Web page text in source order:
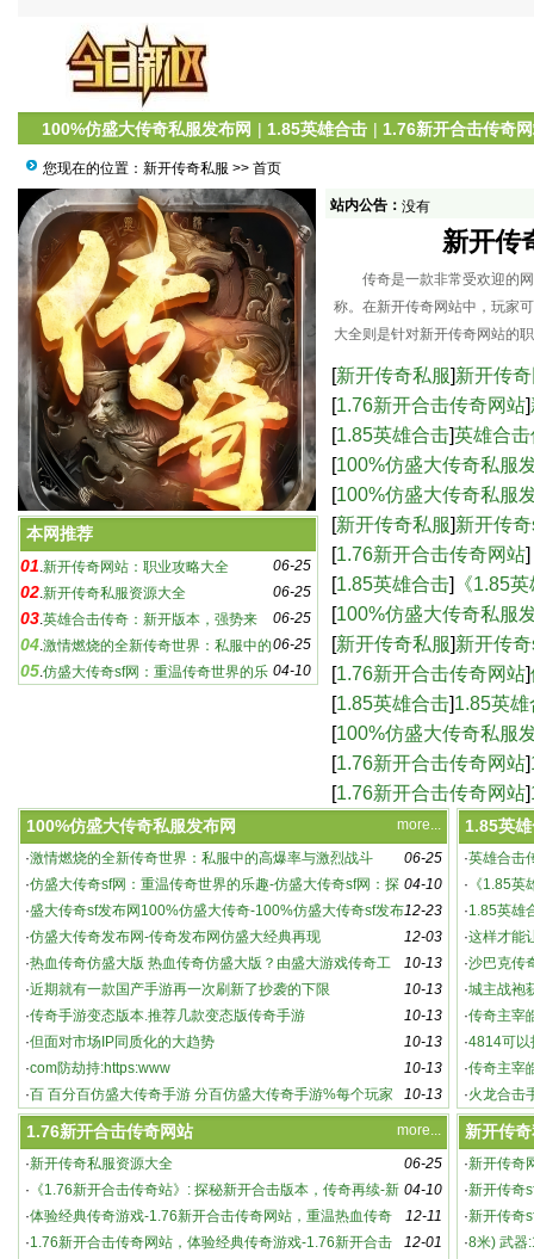
100%仿盛大传奇私服发布网 | 1.85英雄合击 | 1.76新开合击传奇
您现在的位置： 新开传奇私服 >> 首页
新开传奇网站：职业攻略大全
新开传奇私服资源大全
英雄合击传奇：新开版本，强势来袭！
本网推荐
06-25
01.新开传奇网站：职业攻略大全
06-25
02.新开传奇私服资源大全
06-25
03.英雄合击传奇：新开版本，强势来
袭！
06-25
04.激情燃烧的全新传奇世界：私服中的
高爆率与激烈战斗
04-10
05.仿盛大传奇sf网：重温传奇世界的乐
站内公告： 没有
新开传
传奇是一款非常受欢迎的网
称。在新开传奇网站中，玩家
大全则是针对新开传奇网站的
[新开传奇私服]新开传
[1.76新开合击传奇网站]
[1.85英雄合击]英雄合
[100%仿盛大传奇私服
服中的高爆率与激烈战
[100%仿盛大传奇私服
界的乐趣-仿盛大传奇sf
[新开传奇私服]新开传
奇sf：游戏玩家必知的
[1.76新开合击传奇网站]
合击版本，传奇再续-
[1.85英雄合击] 《1.85
新篇章-《1.85英雄合
[100%仿盛大传奇私服
传奇-100%仿盛大传奇
[新开传奇私服]新开传
sf下载,新开传奇sf
[1.76新开合击传奇网站]
网站，重温热血传奇
[1.85英雄合击]1.85英
[100%仿盛大传奇私服
仿盛大经典再现
[1.76新开合击传奇网站]
奇游戏-1.76新开合击
[1.76新开合击传奇网站]
_新开180传奇网站
more...
100%仿盛大传奇私服发布网
06-25
·激情燃烧的全新传奇世界：私服中的高爆率与激烈战斗
04-10
·仿盛大传奇sf网：重温传奇世界的乐趣-仿盛大传奇sf网：探
索未知的游戏世界
12-23
·盛大传奇sf发布网100%仿盛大传奇-100%仿盛大传奇sf发布
网，重温经典传奇
12-03
·仿盛大传奇发布网-传奇发布网仿盛大经典再现
10-13
·热血传奇仿盛大版 热血传奇仿盛大版？由盛大游戏传奇工
作室研发、腾讯代
10-13
·近期就有一款国产手游再一次刷新了抄袭的下限
10-13
·传奇手游变态版本.推荐几款变态版传奇手游
10-13
·但面对市场IP同质化的大趋势
10-13
·com防劫持:https:www
10-13
·百 百分百仿盛大传奇手游 分百仿盛大传奇手游%每个玩家
都能
1.85英
·英雄合击
· 《1.85
5英雄合击
·1.85英雄
·这样才能
·沙巴克传
·城主战袍
动详解
·传奇主宰
·4814可
021 官方
·传奇主宰
奇主
·火龙合击
游 都
more...
1.76新开合击传奇网站
06-25
·新开传奇私服资源大全
04-10
· 《1.76新开合击传奇站》: 探秘新开合击版本，传奇再续-新
开合击传奇站：游戏特色与玩法深度解析
12-11
·体验经典传奇游戏-1.76新开合击传奇网站，重温热血传奇
12-01
·1.76新开合击传奇网站，体验经典传奇游戏-1.76新开合击
新开传
·新开传奇
·新开传奇
家必知的
·新开传奇
奇sf
·8米) 武器